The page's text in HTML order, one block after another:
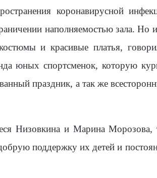
коронавирусной
наполняемостью зала.
и красивые платья,
юных спортсменок, которую
праздник, а так же
Низовкина и Марина Морозова,
поддержку их детей и